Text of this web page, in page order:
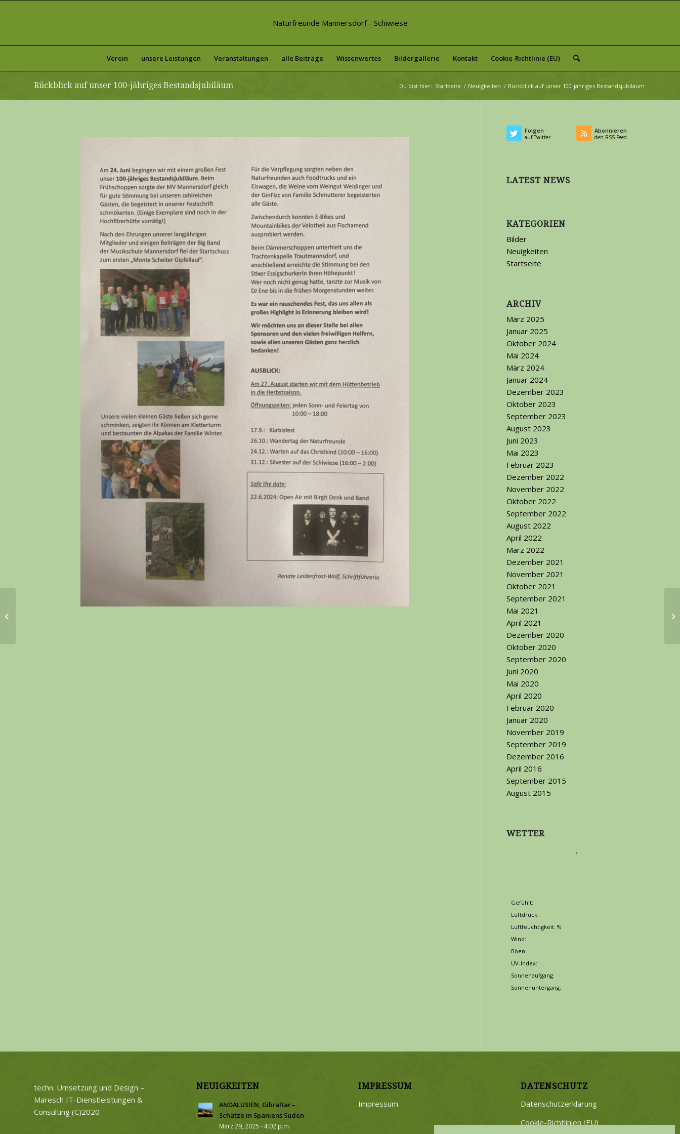
Naturfreunde Mannersdorf - Schiwiese
Verein unsere Leistungen Veranstaltungen alle Beiträge Wissenwertes Bildergallerie Kontakt Cookie-Richtlinie (EU)
Rückblick auf unser 100-jähriges Bestandsjubiläum Du bist hier: Startseite / Neuigkeiten / Rückblick auf unser 100-jähriges Bestandsjubiläum
Folgen
auf Twitter
Abonnieren
den RSS Feed
LATEST NEWS
KATEGORIEN
Bilder
Neuigkeiten
Startseite
ARCHIV
März 2025
Januar 2025
Oktober 2024
Mai 2024
März 2024
Januar 2024
Dezember 2023
Oktober 2023
September 2023
August 2023
Juni 2023
Mai 2023
Februar 2023
Dezember 2022
November 2022
Oktober 2022
September 2022
August 2022
April 2022
März 2022
Dezember 2021
November 2021
Oktober 2021
September 2021
Mai 2021
April 2021
Dezember 2020
Oktober 2020
September 2020
Juni 2020
Mai 2020
April 2020
Februar 2020
Januar 2020
November 2019
September 2019
Dezember 2016
April 2016
September 2015
August 2015
WETTER
,
Gefühlt:
Luftdruck:
Luftfeuchtigkeit: %
Wind:
Böen:
UV-Index:
Sonnenaufgang:
Sonnenuntergang:
techn. Umsetzung und Design –
Maresch IT-Dienstleistungen &
Consulting (C)2020
NEUIGKEITEN
ANDALUSIEN, Gibraltar –
Schätze in Spaniens Süden
März 29, 2025 - 4:02 p.m.
IMPRESSUM
Impressum
DATENSCHUTZ
Datenschutzerklärung
Cookie-Richtlinien (EU)